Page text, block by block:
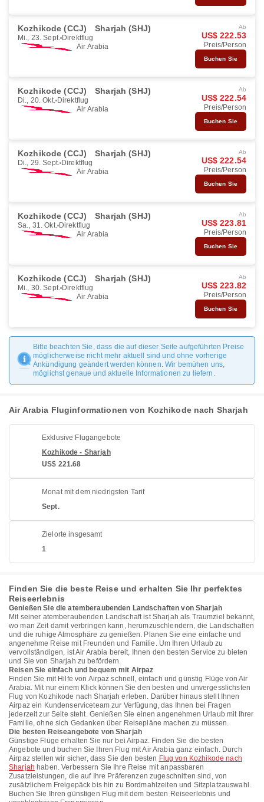
Kozhikode (CCJ) Sharjah (SHJ)
Mi., 23. Sept. Direktflug
Air Arabia
Ab
US$ 222.53
Preis/Person
Buchen Sie
Kozhikode (CCJ) Sharjah (SHJ)
Di., 20. Okt. Direktflug
Air Arabia
Ab
US$ 222.54
Preis/Person
Buchen Sie
Kozhikode (CCJ) Sharjah (SHJ)
Di., 29. Sept. Direktflug
Air Arabia
Ab
US$ 222.54
Preis/Person
Buchen Sie
Kozhikode (CCJ) Sharjah (SHJ)
Sa., 31. Okt. Direktflug
Air Arabia
Ab
US$ 223.81
Preis/Person
Buchen Sie
Kozhikode (CCJ) Sharjah (SHJ)
Mi., 30. Sept. Direktflug
Air Arabia
Ab
US$ 223.82
Preis/Person
Buchen Sie
Bitte beachten Sie, dass die auf dieser Seite aufgeführten Preise
möglicherweise nicht mehr aktuell sind und ohne vorherige
Ankündigung geändert werden können. Wir bemühen uns,
möglichst genaue und aktuelle Informationen zu liefern.
Air Arabia Fluginformationen von Kozhikode nach Sharjah
Exklusive Flugangebote
Kozhikode - Sharjah
US$ 221.68
Monat mit dem niedrigsten Tarif
Sept.
Zielorte insgesamt
1
Finden Sie die beste Reise und erhalten Sie Ihr perfektes
Reiseerlebnis
Genießen Sie die atemberaubenden Landschaften von Sharjah
Mit seiner atemberaubenden Landschaft ist Sharjah als Traumziel bekannt,
wo man Zeit damit verbringen kann, herumzuschlendern, die Landschaften
und die ruhige Atmosphäre zu genießen. Planen Sie eine einfache und
angenehme Reise mit Freunden und Familie. Um Ihren Urlaub zu
vervollständigen, ist Air Arabia bereit, Ihnen den besten Service zu bieten
und Sie von Sharjah zu befördern.
Reisen Sie einfach und bequem mit Airpaz
Finden Sie mit Hilfe von Airpaz schnell, einfach und günstig Flüge von Air
Arabia. Mit nur einem Klick können Sie den besten und unvergesslichsten
Flug von Kozhikode nach Sharjah erleben. Darüber hinaus stellt Ihnen
Airpaz ein Kundenserviceteam zur Verfügung, das Ihnen bei Fragen
jederzeit zur Seite steht. Genießen Sie einen angenehmen Urlaub mit Ihrer
Familie, ohne sich Gedanken über Reisepläne machen zu müssen.
Die besten Reiseangebote von Sharjah
Günstige Flüge erhalten Sie nur bei Airpaz. Finden Sie die besten
Angebote und buchen Sie Ihren Flug mit Air Arabia ganz einfach. Durch
Airpaz stellen wir sicher, dass Sie den besten Flug von Kozhikode nach
Sharjah haben. Verbessern Sie Ihre Reise mit anpassbaren
Zusatzleistungen, die auf Ihre Präferenzen zugeschnitten sind, von
zusätzlichem Freigepäck bis hin zu Bordmahlzeiten und Sitzplatzauswahl.
Buchen Sie Ihren günstigen Flug mit dem besten Reiseerlebnis und